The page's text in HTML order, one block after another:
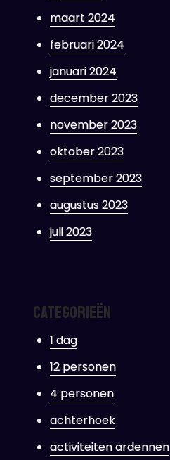
maart 2024
februari 2024
januari 2024
december 2023
november 2023
oktober 2023
september 2023
augustus 2023
juli 2023
Categorieën
1 dag
12 personen
4 personen
achterhoek
activiteiten ardennen